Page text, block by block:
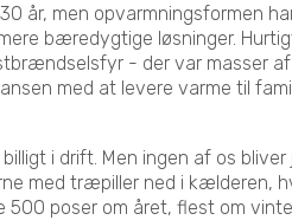
år, men opvarmningsformen
bæredygtige løsninger.
- der var masser af
med at levere varme til
i drift. Men ingen af os bliver
med træpiller ned i kælderen,
poser om året, flest om